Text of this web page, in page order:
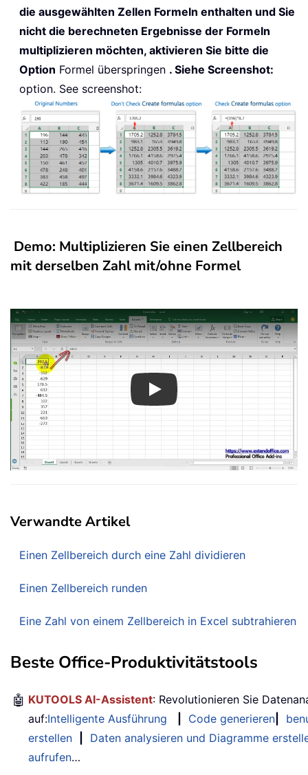
die ausgewählten Zellen Formeln enthalten und Sie
nicht die berechneten Ergebnisse der Formeln
multiplizieren möchten, aktivieren Sie bitte die
Option Formel überspringen . Siehe Screenshot:
option. See screenshot:
Demo: Multiplizieren Sie einen Zellbereich
mit derselben Zahl mit/ohne Formel
Play
Verwandte Artikel
Einen Zellbereich durch eine Zahl dividieren
Einen Zellbereich runden
Eine Zahl von einem Zellbereich in Excel subtrahieren
Beste Office-Produktivitätstools
🤖 KUTOOLS AI-Assistent: Revolutionieren Sie
auf:Intelligente Ausführung Code generieren
erstellen
Daten analysieren und Diagramme
aufrufen…